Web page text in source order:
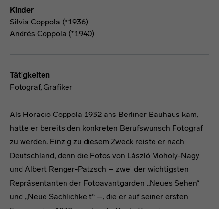
Kinder
Silvia Coppola (*1936)
Andrés Coppola (*1940)
Tätigkeiten
Fotograf, Grafiker
Als Horacio Coppola 1932 ans Berliner Bauhaus kam,
hatte er bereits den konkreten Berufswunsch Fotograf
zu werden. Einzig zu diesem Zweck reiste er nach
Deutschland, denn die Fotos von László Moholy-Nagy
und Albert Renger-Patzsch – zwei der wichtigsten
Repräsentanten der Fotoavantgarden „Neues Sehen“
und „Neue Sachlichkeit“ –, die er auf seiner ersten